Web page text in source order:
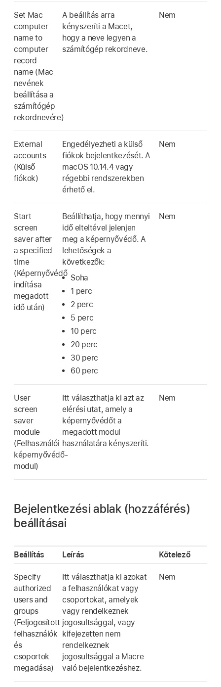
Set Mac
computer
name to
computer
record
name (Mac
nevének
beállítása a
számítógép
rekordnevére)
A beállítás arra
kényszeríti a Macet,
hogy a neve legyen a
számítógép rekordneve.
Nem
External
accounts
(Külső
fiókok)
Engedélyezheti a külső
fiókok bejelentkezését. A
macOS 10.14.4vagy
régebbi rendszerekben
érhető el.
Nem
Start
screen
saver after
a specified
time
(Képernyővédő
indítása
megadott
idő után)
Beállíthatja, hogy mennyi
idő elteltével jelenjen
meg a képernyővédő. A
lehetőségek a
következők:
Soha
1 perc
2 perc
5 perc
10 perc
20 perc
30 perc
60 perc
Nem
User
screen
saver
module
(Felhasználói
képernyővédő-
modul)
Itt választhatja ki azt az
elérési utat, amely a
képernyővédőt a
megadott modul
használatára kényszeríti.
Nem
Bejelentkezési ablak (hozzáférés)
beállításai
Beállítás Leírás Kötelező
Specify
authorized
users and
groups
(Feljogosított
felhasználók
és
csoportok
megadása)
Itt választhatja ki azokat
a felhasználókat vagy
csoportokat, amelyek
vagy rendelkeznek
jogosultsággal, vagy
kifejezetten nem
rendelkeznek
jogosultsággal a Macre
való bejelentkezéshez.
Nem